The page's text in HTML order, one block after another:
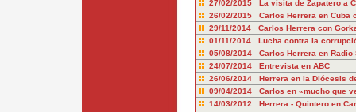
27/02/2015 La visita de Zapatero a
26/02/2015 Carlos Herrera en Cuba
29/11/2014 Carlos Herrera con
01/11/2014 Lucha contra la
05/08/2014 Carlos Herrera en Radio
24/07/2014 Entrevista en ABC
26/06/2014 Herrera en la Diócesis
09/04/2014 Carlos en «mucho que
14/03/2012 Herrera - Quintero en